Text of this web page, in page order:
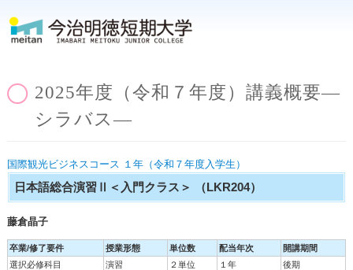
2025年度（令和７年度）講義概要―
シラバス―
国際観光ビジネスコース １年（令和７年度入学生）
日本語総合演習Ⅱ＜入門クラス＞ （LKR204）
藤倉晶子
卒業/修了要件 授業形態 単位数 配当年次
開講期間
選択必修科目
演習 ２単位 １年 後期